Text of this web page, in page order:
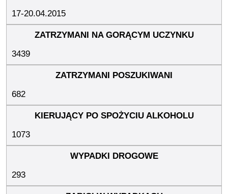
17-20.04.2015
3439
682
1073
293